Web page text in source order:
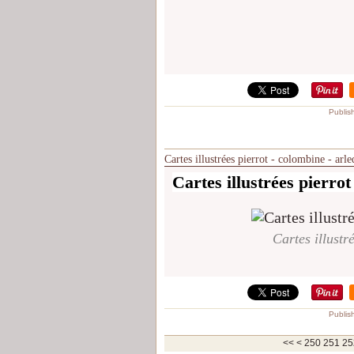
Cartes illustrées pierrot - colombine -
Cartes illustrées
Cartes
<< < 200
210
220
230
240
250 251